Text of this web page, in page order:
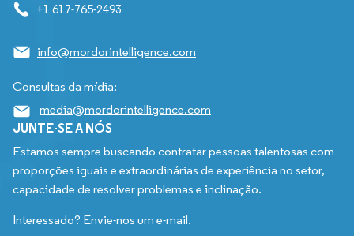
+1 617-765-2493
info@mordorintelligence.com
Consultas da mídia:
media@mordorintelligence.com
JUNTE-SE A NÓS
Estamos sempre buscando contratar pessoas talentosas com
proporções iguais e extraordinárias de experiência no setor,
capacidade de resolver problemas e inclinação.
Interessado? Envie-nos um e-mail.